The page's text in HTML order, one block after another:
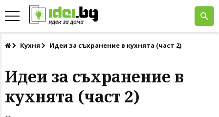
Кухня Идеи за съхранение в кухнята (част 2)
Идеи за съхранение в
кухнята (част 2)